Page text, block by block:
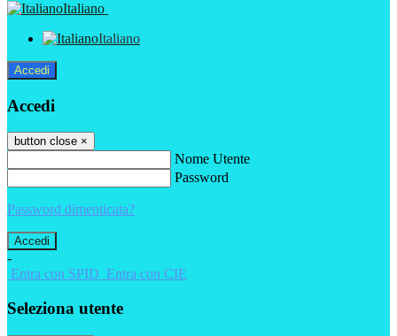
Italiano
Italiano
Accedi
Accedi
button close ×
Nome Utente
Password
Password dimenticata?
-
Entra con SPID Entra con CIE
Seleziona utente